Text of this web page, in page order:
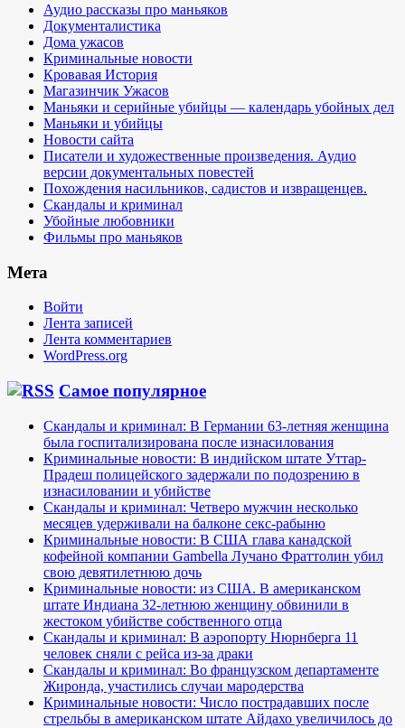
Аудио рассказы про маньяков
Документалистика
Дома ужасов
Криминальные новости
Кровавая История
Магазинчик Ужасов
Маньяки и серийные убийцы — календарь убойных дел
Маньяки и убийцы
Новости сайта
Писатели и художественные произведения. Аудио
версии документальных повестей
Похождения насильников, садистов и извращенцев.
Скандалы и криминал
Убойные любовники
Фильмы про маньяков
Мета
Войти
Лента записей
Лента комментариев
WordPress.org
Самое популярное
Скандалы и криминал: В Германии 63-летняя женщина
была госпитализирована после изнасилования
Криминальные новости: В индийском штате Уттар-
Прадеш полицейского задержали по подозрению в
изнасиловании и убийстве
Скандалы и криминал: Четверо мужчин несколько
месяцев удерживали на балконе секс-рабыню
Криминальные новости: В США глава канадской
кофейной компании Gambella Лучано Фраттолин убил
свою девятилетнюю дочь
Криминальные новости: из США. В американском
штате Индиана 32-летнюю женщину обвинили в
жестоком убийстве собственного отца
Скандалы и криминал: В аэропорту Нюрнберга 11
человек сняли с рейса из-за драки
Скандалы и криминал: Во французском департаменте
Жиронда, участились случаи мародерства
Криминальные новости: Число пострадавших после
стрельбы в американском штате Айдахо увеличилось до